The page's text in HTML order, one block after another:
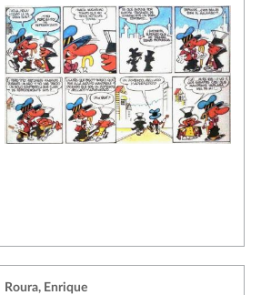
Roura, Enrique